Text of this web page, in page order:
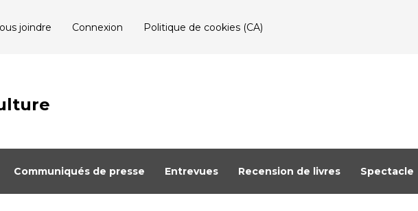
joindre Connexion Politique de cookies (CA)
Communiqués de presse Entrevues Recension de livres Spectacle